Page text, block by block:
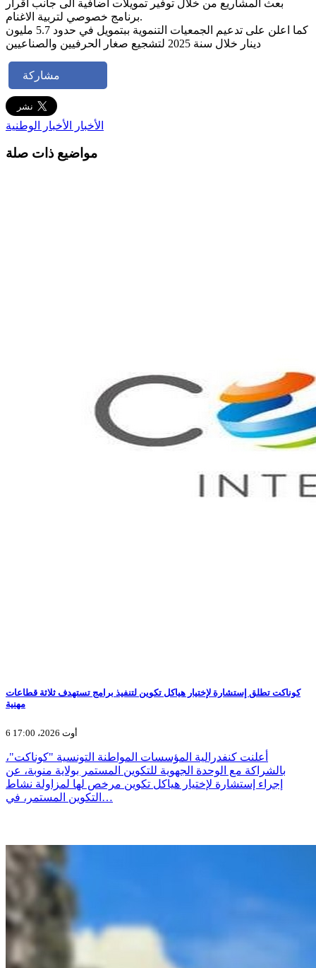
بعث المشاريع من خلال توفير تمويلات اضافية الى جانب اقرار
برنامج خصوصي لتربية الاغنام.
كما اعلن على تدعيم الجمعيات التنموية ببتمويل في حدود 5.7 مليون
دينار خلال سنة 2025 لتشجيع صغار الحرفيين والصناعيين
مشاركة
الأخبار الأخبار الوطنية
مواضيع ذات صلة
كوناكت تطلق إستشارة لإختيار هياكل تكوين لتنفيذ برامج تستهدف ثلاثة قطاعات
مهنية
6 أوت 2026، 17:00
أعلنت كنفدرالية المؤسسات المواطنة التونسية "كوناكت"،
بالشراكة مع الوحدة الجهوية للتكوين المستمر بولاية منوبة، عن
إجراء إستشارة لإختيار هياكل تكوين مرخص لها لمزاولة نشاط
التكوين المستمر، في…